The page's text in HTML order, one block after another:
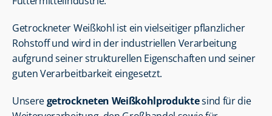
Getrockneter Weißkohl ist ein vielseitiger pflanzlicher
Rohstoff und wird in der industriellen Verarbeitung
aufgrund seiner strukturellen Eigenschaften und seiner
guten Verarbeitbarkeit eingesetzt.
Unsere getrockneten Weißkohlprodukte sind für die